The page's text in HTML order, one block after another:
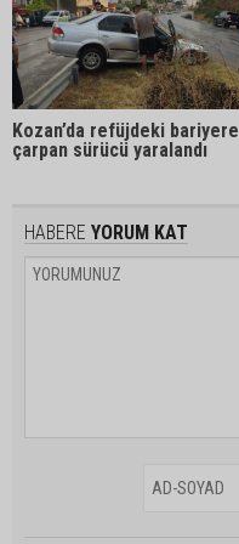
Kozan’da refüjdeki bariyere
çarpan sürücü yaralandı
HABERE YORUM KAT